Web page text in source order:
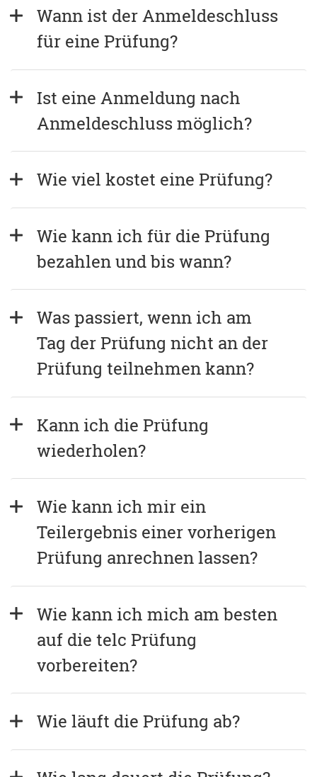
Wann ist der Anmeldeschluss
für eine Prüfung?
Ist eine Anmeldung nach
Anmeldeschluss möglich?
Wie viel kostet eine Prüfung?
Wie kann ich für die Prüfung
bezahlen und bis wann?
Was passiert, wenn ich am
Tag der Prüfung nicht an der
Prüfung teilnehmen kann?
Kann ich die Prüfung
wiederholen?
Wie kann ich mir ein
Teilergebnis einer vorherigen
Prüfung anrechnen lassen?
Wie kann ich mich am besten
auf die telc Prüfung
vorbereiten?
Wie läuft die Prüfung ab?